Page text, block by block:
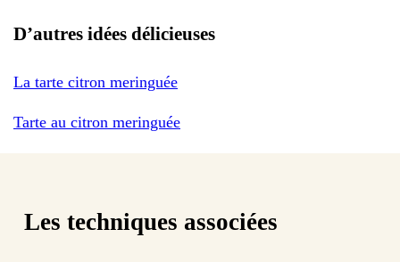
D’autres idées délicieuses
La tarte citron meringuée
Tarte au citron meringuée
Les techniques associées